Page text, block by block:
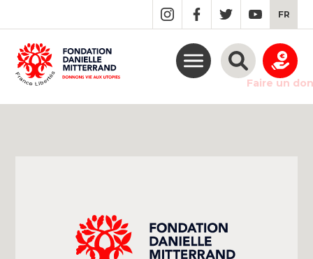
MAIN
CONTENT
FR
Faire un don